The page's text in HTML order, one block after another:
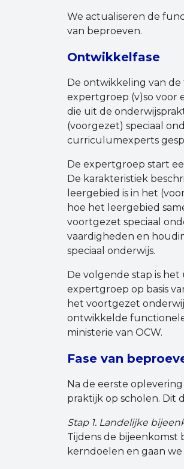
We actualiseren de
van beproeven.
Ontwikkelfase
De ontwikkeling van
expertgroep (v)so voor
die uit de
(voorgezet) speciaal
curriculumexperts
De expertgroep start
De karakteristiek
leergebied is in het
hoe het leergebied
voortgezet speciaal
vaardigheden en
speciaal onderwijs.
De volgende stap is
expertgroep op basis
het voortgezet
ontwikkelde
ministerie van OCW.
Fase van
Na de eerste
praktijk op scholen. Dit
Stap 1. Landelijke
Tijdens de
kerndoelen en gaan